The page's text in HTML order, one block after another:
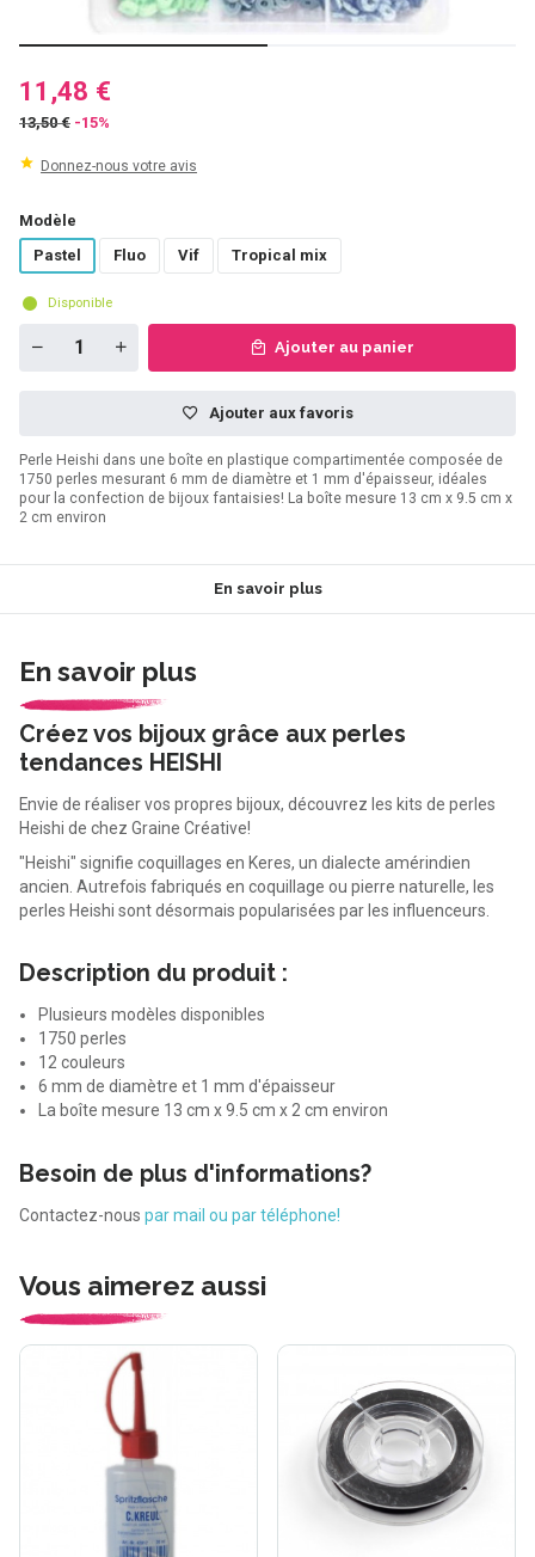
11,48 €
13,50 € -15%
Donnez-nous votre avis
Modèle
Pastel
Fluo Vif Tropical mix
Disponible
Ajouter au panier
Ajouter aux favoris
Perle Heishi dans une boîte en plastique compartimentée composée de
1750 perles mesurant 6 mm de diamètre et 1 mm d'épaisseur, idéales
pour la confection de bijoux fantaisies! La boîte mesure 13 cm x 9.5 cm x
2 cm environ
En savoir plus
En savoir plus
Créez vos bijoux grâce aux perles
tendances HEISHI
Envie de réaliser vos propres bijoux, découvrez les kits de perles
Heishi de chez Graine Créative!
"Heishi" signifie coquillages en Keres, un dialecte amérindien
ancien. Autrefois fabriqués en coquillage ou pierre naturelle, les
perles Heishi sont désormais popularisées par les influenceurs.
Description du produit :
Plusieurs modèles disponibles
1750 perles
12 couleurs
6 mm de diamètre et 1 mm d'épaisseur
La boîte mesure 13 cm x 9.5 cm x 2 cm environ
Besoin de plus d'informations?
Contactez-nous par mail ou par téléphone!
Vous aimerez aussi